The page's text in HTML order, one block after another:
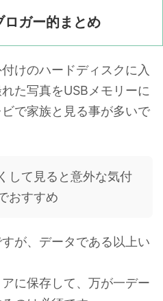
ロガー的まとめ
けのハードディスクに入
た写真をUSBメモリーに
で家族と見る事が多いで
して見ると意外な気付
おすすめ
が、データである以上い
に保存して、万が一デー